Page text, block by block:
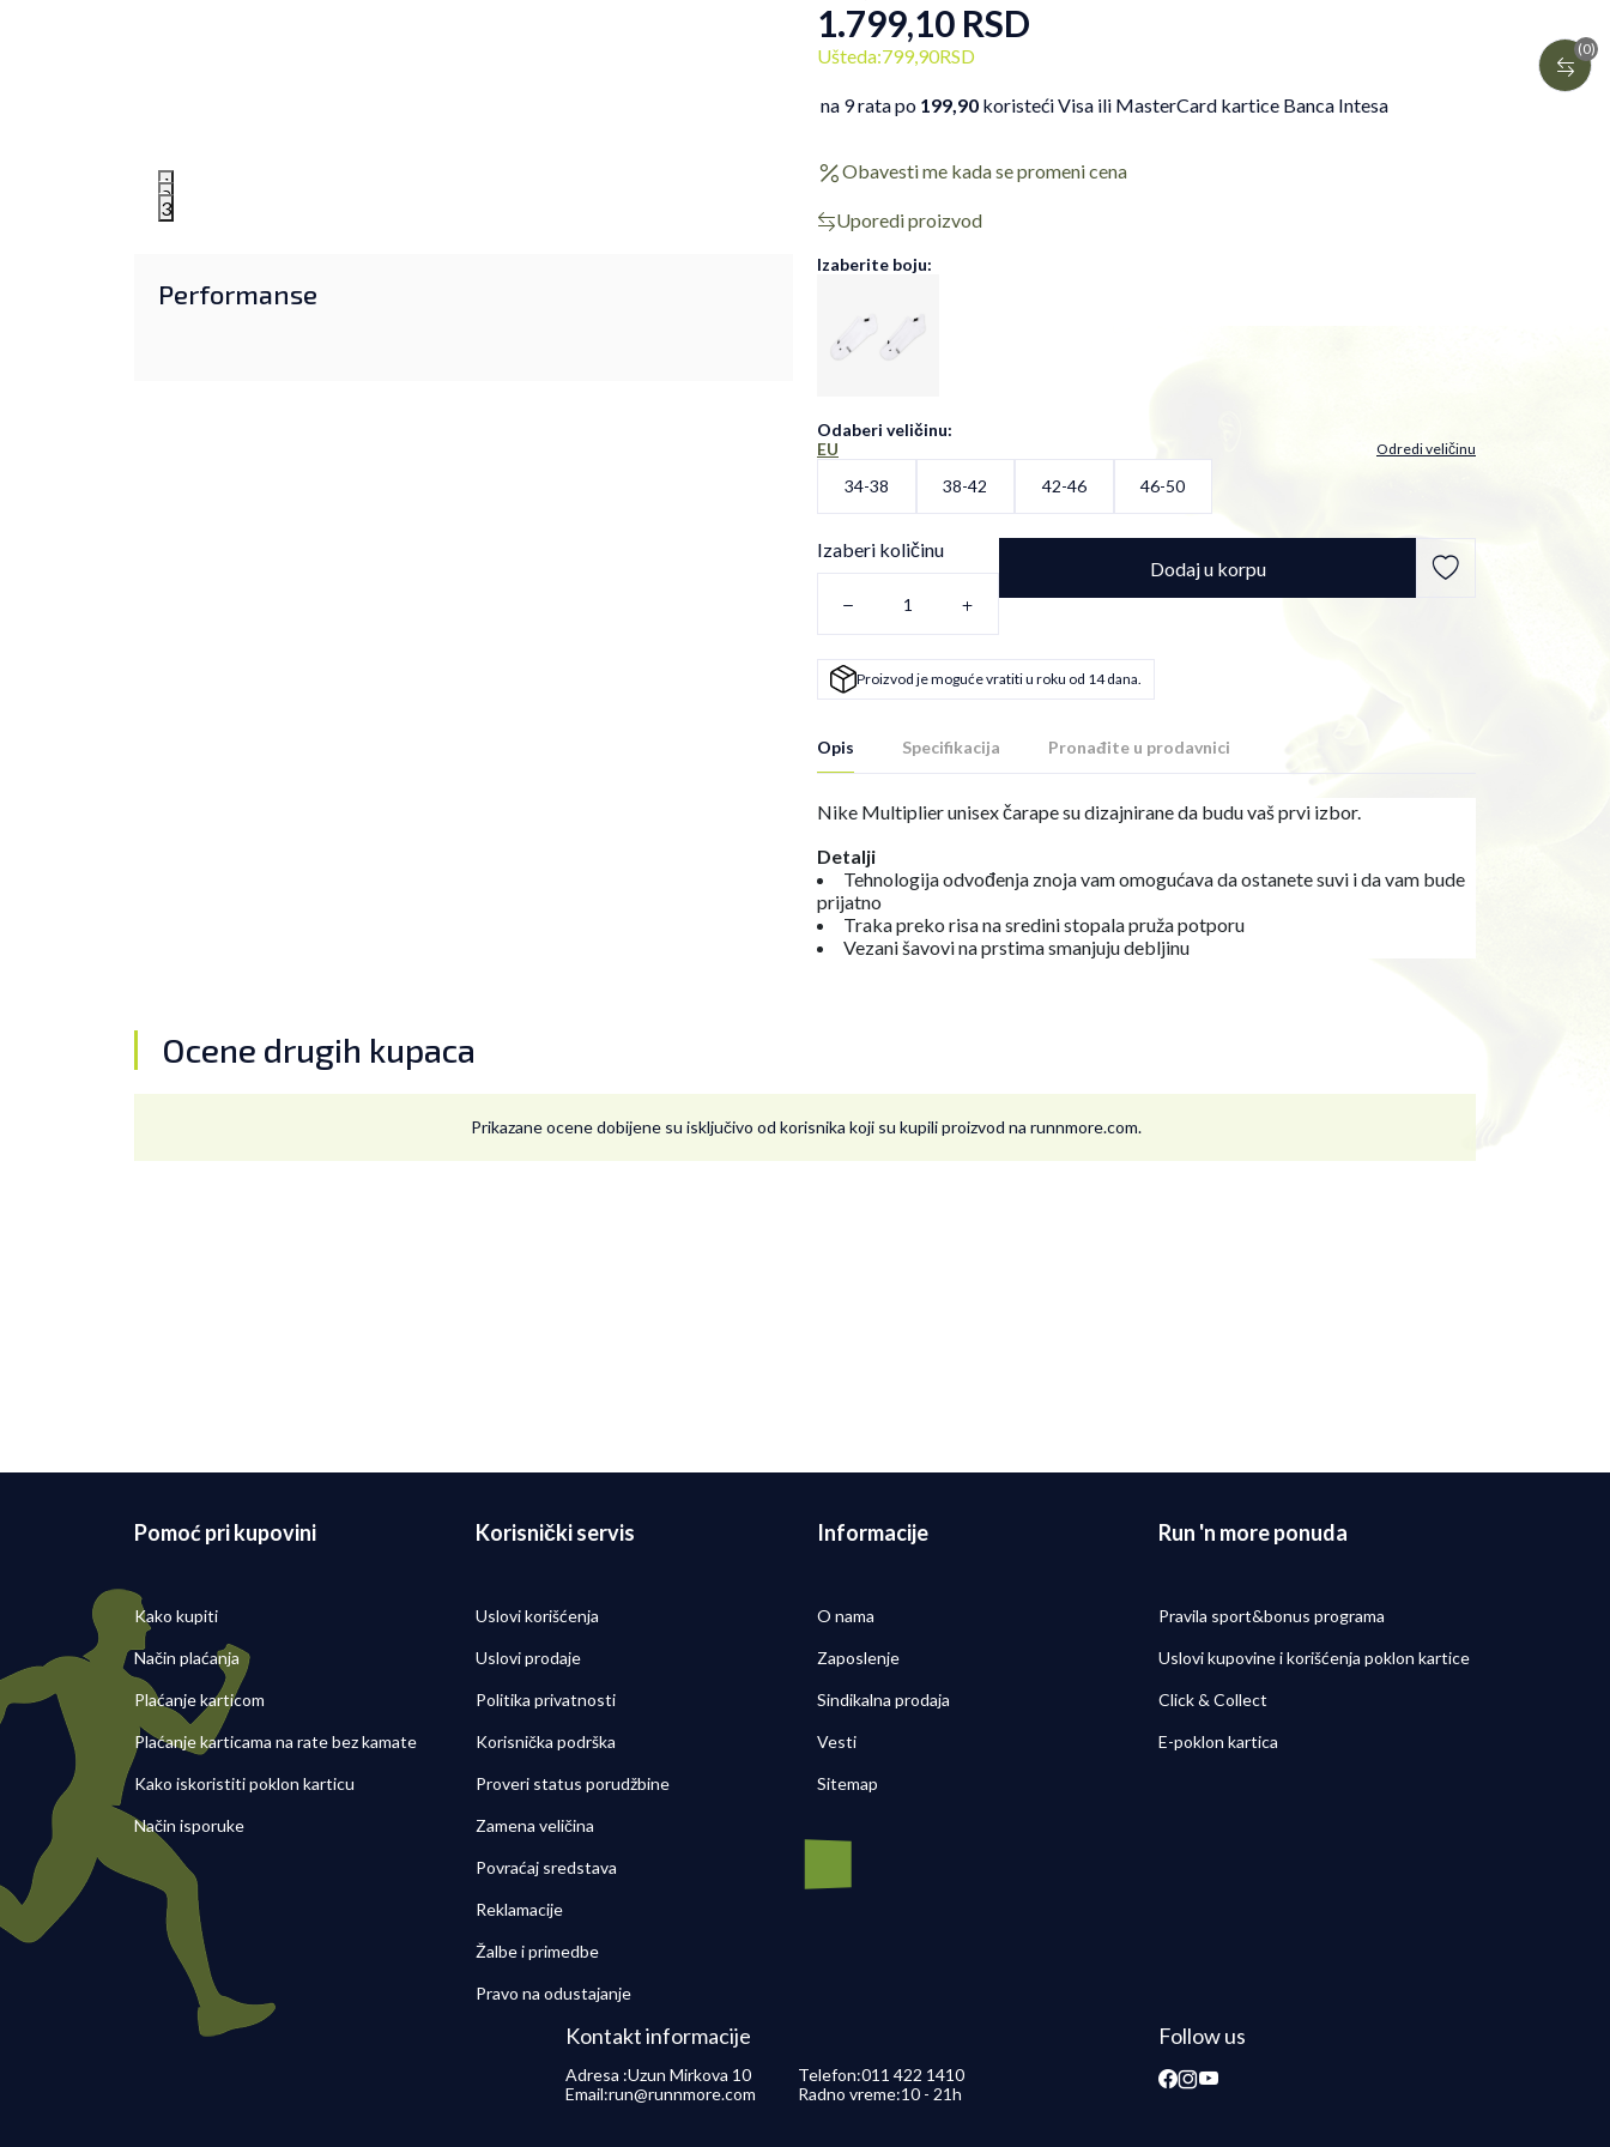
(0)
1
2
3
Performanse
1.799,10 RSD
Ušteda:799,90RSD
na 9 rata po 199,90 koristeći Visa ili MasterCard kartice Banca Intesa
Obavesti me kada se promeni cena
Uporedi proizvod
Izaberite boju:
Odaberi veličinu:
EU
Odredi veličinu
34-38 38-42 42-46 46-50
Izaberi količinu
Dodaj u korpu
Proizvod je moguće vratiti u roku od 14 dana.
Opis Specifikacija Pronađite u prodavnici
Nike Multiplier unisex čarape su dizajnirane da budu vaš prvi izbor.
Detalji
Tehnologija odvođenja znoja vam omogućava da ostanete suvi i da vam bude
prijatno
Traka preko risa na sredini stopala pruža potporu
Vezani šavovi na prstima smanjuju debljinu
Ocene drugih kupaca
Prikazane ocene dobijene su isključivo od korisnika koji su kupili proizvod na runnmore.com.
Pomoć pri kupovini
Kako kupiti
Način plaćanja
Plaćanje karticom
Plaćanje karticama na rate bez kamate
Kako iskoristiti poklon karticu
Način isporuke
Korisnički servis
Uslovi korišćenja
Uslovi prodaje
Politika privatnosti
Korisnička podrška
Proveri status porudžbine
Zamena veličina
Povraćaj sredstava
Reklamacije
Žalbe i primedbe
Pravo na odustajanje
Informacije
O nama
Zaposlenje
Sindikalna prodaja
Vesti
Sitemap
Run 'n more ponuda
Pravila sport&bonus programa
Uslovi kupovine i korišćenja poklon kartice
Click & Collect
E-poklon kartica
Kontakt informacije
Adresa :Uzun Mirkova 10 Telefon:011 422 1410
Email:run@runnmore.com Radno vreme:10 - 21h
Follow us